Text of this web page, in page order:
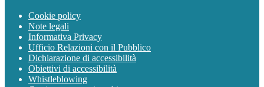
Cookie policy
Note legali
Informativa Privacy
Ufficio Relazioni con il Pubblico
Dichiarazione di accessibilità
Obiettivi di accessibilità
Whistleblowing